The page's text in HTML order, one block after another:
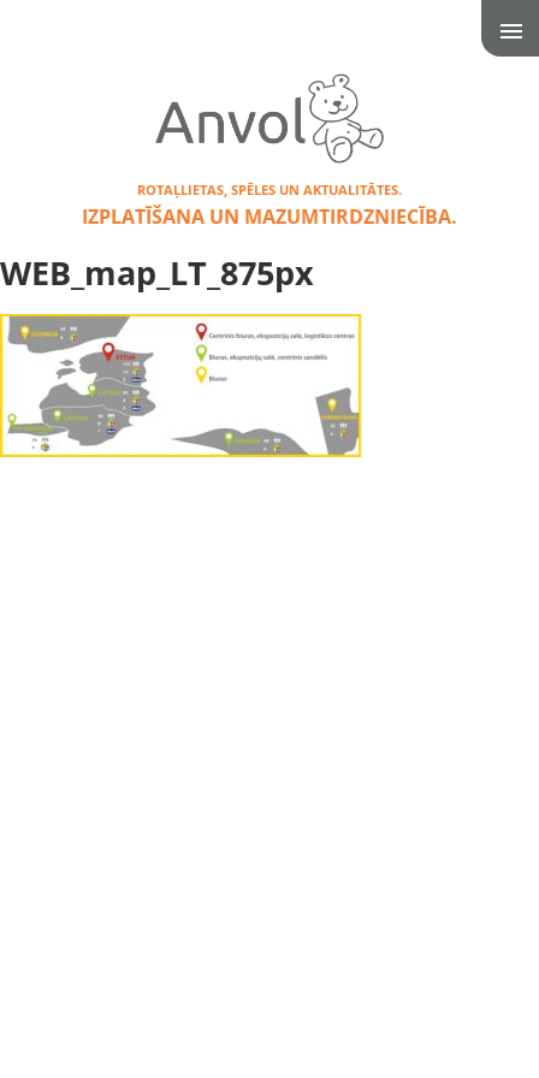
ROTAĻLIETAS, SPĒLES UN AKTUALITĀTES.
IZPLATĪŠANA UN MAZUMTIRDZNIECĪBA.
WEB_map_LT_875px